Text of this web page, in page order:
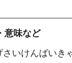
意味など
さいけんばい